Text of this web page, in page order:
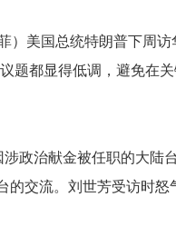
美国总统特朗普下周访
题都显得低调，避免在关
涉政治献金被任职的大
交流。刘世芳受访时怒